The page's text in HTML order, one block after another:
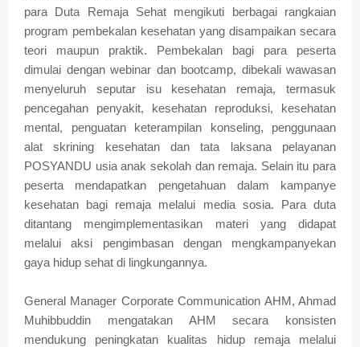
para Duta Remaja Sehat mengikuti berbagai rangkaian
program pembekalan kesehatan yang disampaikan secara
teori maupun praktik. Pembekalan bagi para peserta
dimulai dengan webinar dan bootcamp, dibekali wawasan
menyeluruh seputar isu kesehatan remaja, termasuk
pencegahan penyakit, kesehatan reproduksi, kesehatan
mental, penguatan keterampilan konseling, penggunaan
alat skrining kesehatan dan tata laksana pelayanan
POSYANDU usia anak sekolah dan remaja. Selain itu para
peserta mendapatkan pengetahuan dalam kampanye
kesehatan bagi remaja melalui media sosia. Para duta
ditantang mengimplementasikan materi yang didapat
melalui aksi pengimbasan dengan mengkampanyekan
gaya hidup sehat di lingkungannya.
General Manager Corporate Communication AHM, Ahmad
Muhibbuddin mengatakan AHM secara konsisten
mendukung peningkatan kualitas hidup remaja melalui